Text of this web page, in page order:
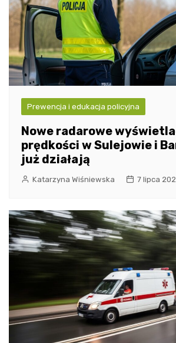
Prewencja i edukacja policyjna
Nowe radarowe
prędkości w Sulejowie i
już działają
Katarzyna Wiśniewska 7 lipca